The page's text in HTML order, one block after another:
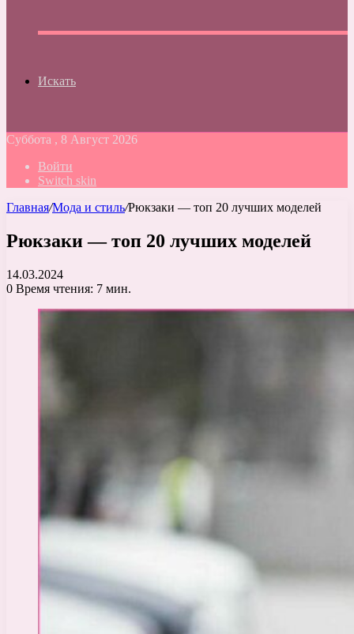
Искать
Суббота , 8 Август 2026
Войти
Switch skin
Главная/Мода и стиль/Рюкзаки — топ 20 лучших моделей
Рюкзаки — топ 20 лучших моделей
14.03.2024
0 Время чтения: 7 мин.